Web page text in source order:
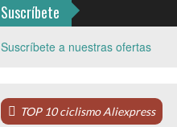
Suscríbete
Suscríbete a nuestras ofertas
TOP 10 ciclismo Aliexpress